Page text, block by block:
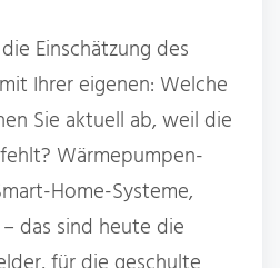
Einschätzung des
Ihrer eigenen: Welche
Sie aktuell ab, weil die
Wärmepumpen-
Home-Systeme,
das sind heute die